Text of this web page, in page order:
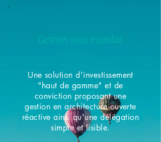
Gestion sous mandat
Une solution d'investissement
"haut de gamme" et de
conviction proposant une
gestion en architecture ouverte
réactive ainsi qu'une délégation
simple et lisible.